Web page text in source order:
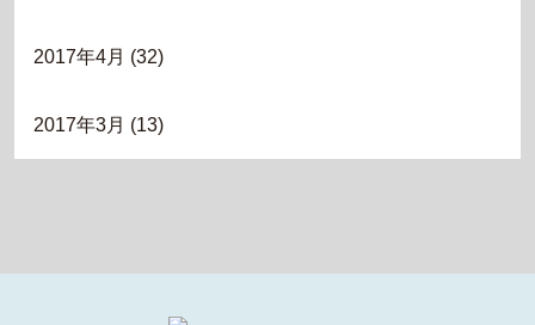
2017年4月 (32)
2017年3月 (13)